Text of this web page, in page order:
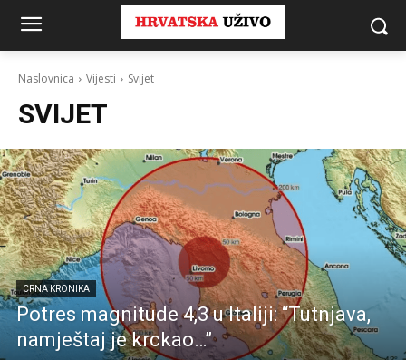
Naslovnica Vijesti Svijet
SVIJET
CRNA KRONIKA
Potres magnitude 4,3 u Italiji: “Tutnjava,
namještaj je krckao…”